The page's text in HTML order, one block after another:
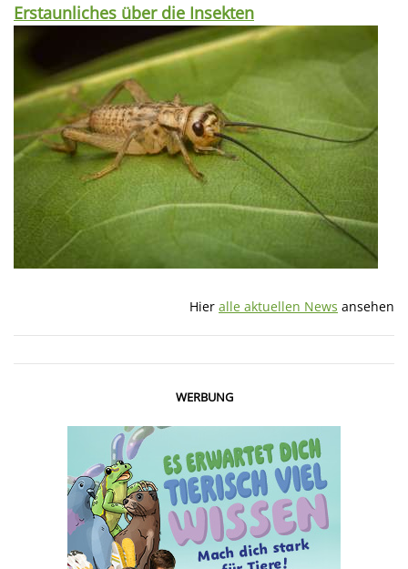
Erstaunliches über die Insekten
Hier alle aktuellen News ansehen
WERBUNG